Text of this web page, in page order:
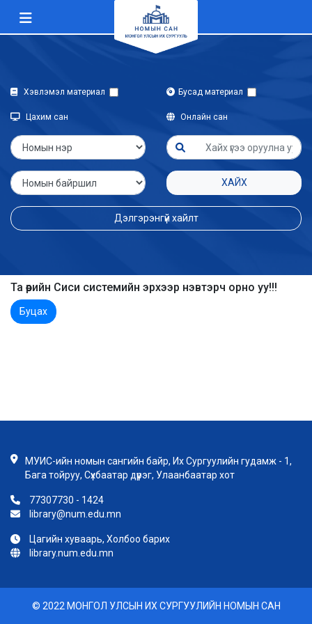
Хэвлэмэл материал Бусад материал
Цахим сан Онлайн сан
ХАЙХ
Дэлгэрэнгүй хайлт
Та өөрийн Сиси системийн эрхээр нэвтэрч орно уу!!!
Буцах
МУИС-ийн номын сангийн байр, Их Сургуулийн гудамж - 1,
Бага тойруу, Сүхбаатар дүүрэг, Улаанбаатар хот
77307730 - 1424
library@num.edu.mn
Цагийн хуваарь, Холбоо барих
library.num.edu.mn
© 2022 МОНГОЛ УЛСЫН ИХ СУРГУУЛИЙН НОМЫН САН